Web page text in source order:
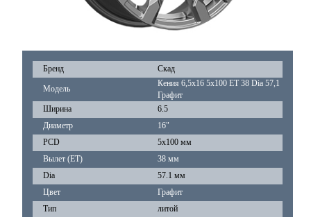
Бренд Скад
Модель
Кения 6,5x16 5x100 ET 38 Dia 57,1
Графит
Ширина
6.5
Диаметр
16"
PCD
5x100 мм
Вылет (ET)
38 мм
Dia
57.1 мм
Цвет
Графит
Тип
литой